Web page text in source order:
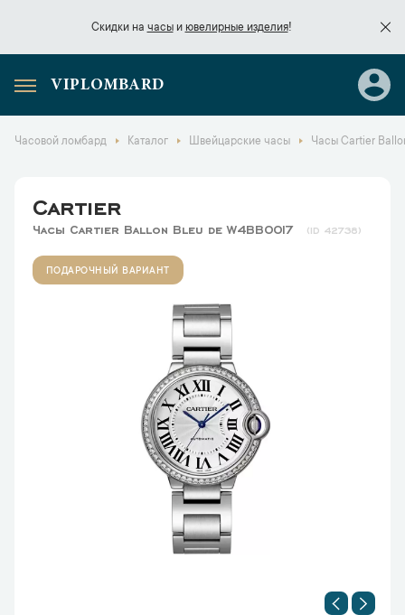
Скидки на часыи ювелирные изделия!
Скидки начасы
VIPLOMBARD
Часовой ломбард Каталог Швейцарские часы Часы Cartier
Cartier
Часы Cartier Ballon Bleu de W4BB0017 42738
ПОДАРОЧНЫЙ ВАРИАНТ